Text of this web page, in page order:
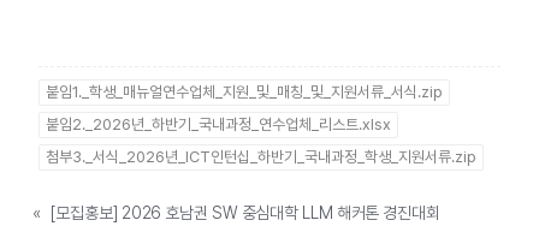
붙임1._학생_매뉴얼연수업체_지원_및_매칭_및_지원서류_서식.zip
붙임2._2026년_하반기_국내과정_연수업체_리스트.xlsx
첨부3._서식_2026년_ICT인턴십_하반기_국내과정_학생_지원서류.zip
«
[모집홍보] 2026 호남권 SW 중심대학 LLM 해커톤 경진대회